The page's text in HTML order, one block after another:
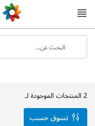
to
البحث عن...
2المنتجات الموجودة لـ
تسوق حسب